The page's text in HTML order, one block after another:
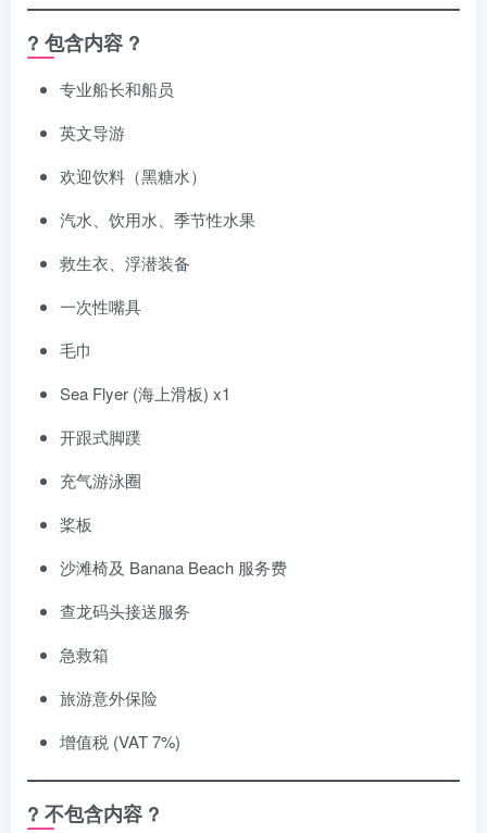
? 包含内容 ?
专业船长和船员
英文导游
欢迎饮料（黑糖水）
汽水、饮用水、季节性水果
救生衣、浮潜装备
一次性嘴具
毛巾
Sea Flyer (海上滑板) x1
开跟式脚蹼
充气游泳圈
桨板
沙滩椅及 Banana Beach 服务费
查龙码头接送服务
急救箱
旅游意外保险
增值税 (VAT 7%)
? 不包含内容 ?